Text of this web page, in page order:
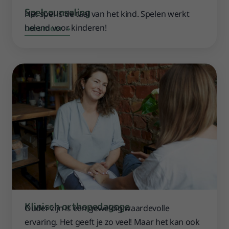
Volg
Spelcounseling
Het spel is de taal van het kind. Spelen werkt
helend voor kinderen!
Lees meer
Klinisch orthopedagoge
Ouder zijn is een geweldig waardevolle
ervaring. Het geeft je zo veel! Maar het kan ook